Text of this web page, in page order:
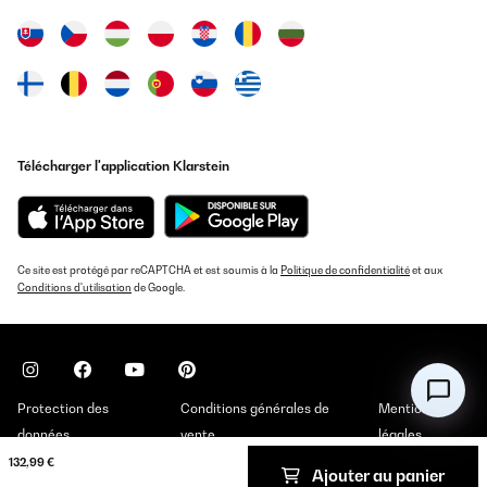
132,99 €
Ajouter au panier
Télécharger l'application Klarstein
Ce site est protégé par reCAPTCHA et est soumis à la Politique de confidentialitéet aux
Conditions d'utilisation de Google.
Protection des
données
Conditions générales de
vente
Mentions
légales
Copyright © 2026 Klarstein. All rights reserved